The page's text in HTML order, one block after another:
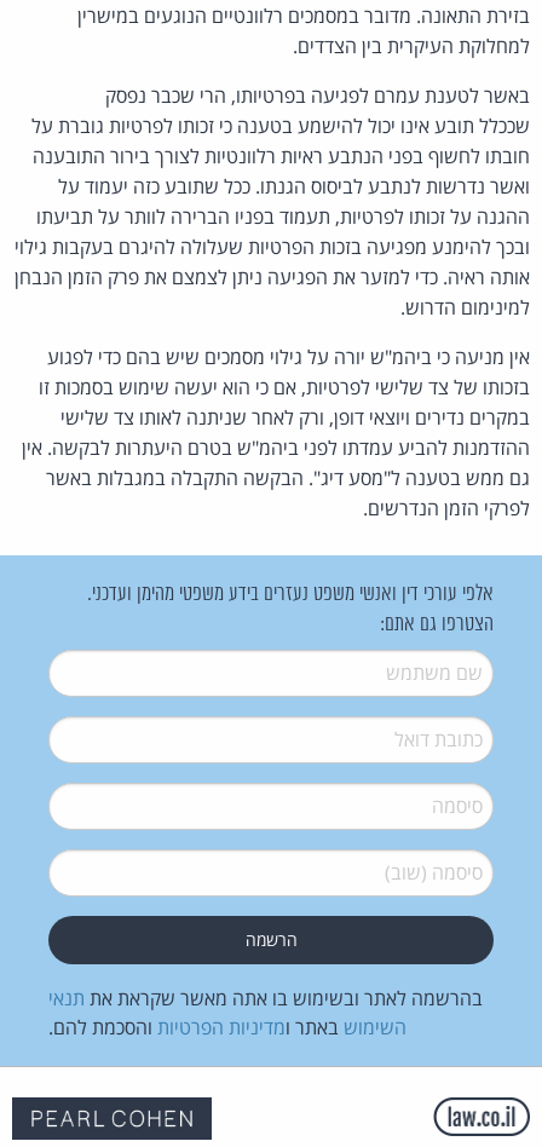
בזירת התאונה. מדובר במסמכים רלוונטיים הנוגעים במישרין
למחלוקת העיקרית בין הצדדים.
באשר לטענת עמרם לפגיעה בפרטיותו, הרי שכבר נפסק
שככלל תובע אינו יכול להישמע בטענה כי זכותו לפרטיות גוברת על
חובתו לחשוף בפני הנתבע ראיות רלוונטיות לצורך בירור התובענה
ואשר נדרשות לנתבע לביסוס הגנתו. ככל שתובע כזה יעמוד על
ההגנה על זכותו לפרטיות, תעמוד בפניו הברירה לוותר על תביעתו
ובכך להימנע מפגיעה בזכות הפרטיות שעלולה להיגרם בעקבות גילוי
אותה ראיה. כדי למזער את הפגיעה ניתן לצמצם את פרק הזמן הנבחן
למינימום הדרוש.
אין מניעה כי ביהמ"ש יורה על גילוי מסמכים שיש בהם כדי לפגוע
בזכותו של צד שלישי לפרטיות, אם כי הוא יעשה שימוש בסמכות זו
במקרים נדירים ויוצאי דופן, ורק לאחר שניתנה לאותו צד שלישי
ההזדמנות להביע עמדתו לפני ביהמ"ש בטרם היעתרות לבקשה. אין
גם ממש בטענה ל"מסע דיג". הבקשה התקבלה במגבלות באשר
לפרקי הזמן הנדרשים.
אלפי עורכי דין ואנשי משפט נעזרים בידע משפטי מהימן ועדכני.
הצטרפו גם אתם:
שם משתמש*
דואל*
סיסמה*
סיסמה (שוב)*
בהרשמה לאתר ובשימוש בו אתה מאשר שקראת את תנאי
השימוש באתר ומדיניות הפרטיות והסכמת להם.